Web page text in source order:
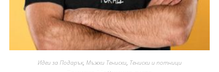
Идеи за Подарък, Мъжки Тениски, Тениски и потници